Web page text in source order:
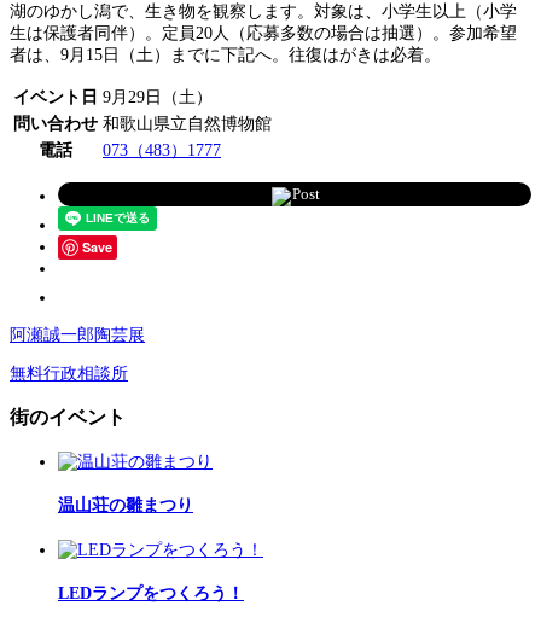
湖のゆかし潟で、生き物を観察します。対象は、小学生以上（小学
生は保護者同伴）。定員20人（応募多数の場合は抽選）。参加希望
者は、9月15日（土）までに下記へ。往復はがきは必着。
イベント日 9月29日（土）
問い合わせ 和歌山県立自然博物館
電話
073（483）1777
Post
Save
阿瀬誠一郎陶芸展
無料行政相談所
街のイベント
温山荘の雛まつり
LEDランプをつくろう！